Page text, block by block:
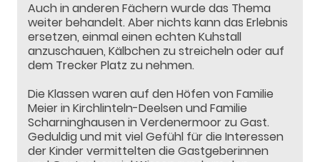
Auch in anderen Fächern wurde das Thema
weiter behandelt. Aber nichts kann das Erlebnis
ersetzen, einmal einen echten Kuhstall
anzuschauen, Kälbchen zu streicheln oder auf
dem Trecker Platz zu nehmen.
Die Klassen waren auf den Höfen von Familie
Meier in Kirchlinteln-Deelsen und Familie
Scharninghausen in Verdenermoor zu Gast.
Geduldig und mit viel Gefühl für die Interessen
der Kinder vermittelten die Gastgeberinnen